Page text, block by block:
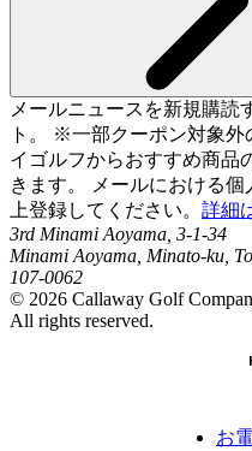
メールニュースを新規購読
ト。 ※一部クーポン対象
イゴルフからおすすめ商品
きます。 メールにおける
上登録してください。 詳細
3rd Minami Aoyama, 3-1-34
Minami Aoyama, Minato-ku,
107-0062
© 2026 Callaway Golf
All rights reserved.
お